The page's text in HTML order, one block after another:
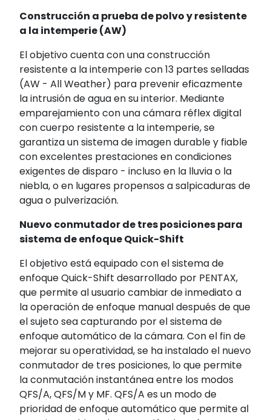
Construcción a prueba de polvo y resistente
a la intemperie (AW)
El objetivo cuenta con una construcción
resistente a la intemperie con 13 partes selladas
(AW - All Weather) para prevenir eficazmente
la intrusión de agua en su interior. Mediante
emparejamiento con una cámara réflex digital
con cuerpo resistente a la intemperie, se
garantiza un sistema de imagen durable y fiable
con excelentes prestaciones en condiciones
exigentes de disparo - incluso en la lluvia o la
niebla, o en lugares propensos a salpicaduras de
agua o pulverización.
Nuevo conmutador de tres posiciones para
sistema de enfoque Quick-Shift
El objetivo está equipado con el sistema de
enfoque Quick-Shift desarrollado por PENTAX,
que permite al usuario cambiar de inmediato a
la operación de enfoque manual después de que
el sujeto sea capturando por el sistema de
enfoque automático de la cámara. Con el fin de
mejorar su operatividad, se ha instalado el nuevo
conmutador de tres posiciones, lo que permite
la conmutación instantánea entre los modos
QFS/A, QFS/M y MF. QFS/A es un modo de
prioridad de enfoque automático que permite al